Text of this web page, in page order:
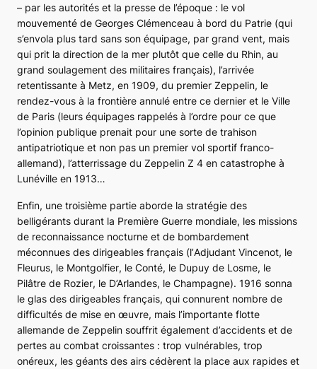
– par les autorités et la presse de l’époque : le vol
mouvementé de Georges Clémenceau à bord du Patrie (qui
s’envola plus tard sans son équipage, par grand vent, mais
qui prit la direction de la mer plutôt que celle du Rhin, au
grand soulagement des militaires français), l’arrivée
retentissante à Metz, en 1909, du premier Zeppelin, le
rendez-vous à la frontière annulé entre ce dernier et le Ville
de Paris (leurs équipages rappelés à l’ordre pour ce que
l’opinion publique prenait pour une sorte de trahison
antipatriotique et non pas un premier vol sportif franco-
allemand), l’atterrissage du Zeppelin Z 4 en catastrophe à
Lunéville en 1913…
Enfin, une troisième partie aborde la stratégie des
belligérants durant la Première Guerre mondiale, les missions
de reconnaissance nocturne et de bombardement
méconnues des dirigeables français (l’Adjudant Vincenot, le
Fleurus, le Montgolfier, le Conté, le Dupuy de Losme, le
Pilâtre de Rozier, le D’Arlandes, le Champagne). 1916 sonna
le glas des dirigeables français, qui connurent nombre de
difficultés de mise en œuvre, mais l’importante flotte
allemande de Zeppelin souffrit également d’accidents et de
pertes au combat croissantes : trop vulnérables, trop
onéreux, les géants des airs cédèrent la place aux rapides et